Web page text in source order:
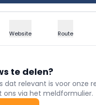
Website Route
te delen?
dat relevant is voor onze
ons via het meldformulier.